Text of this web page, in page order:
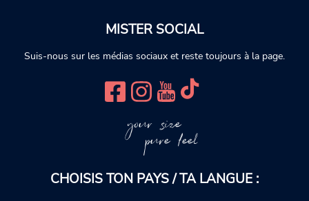
MISTER SOCIAL
Suis-nous sur les médias sociaux et reste toujours à la page.
your size
pure feel
CHOISIS TON PAYS / TA LANGUE :